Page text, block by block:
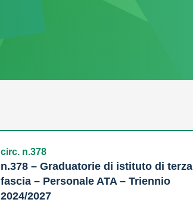
circ. n.378
n.378 – Graduatorie di istituto di terza
fascia – Personale ATA – Triennio
2024/2027